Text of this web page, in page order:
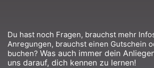
Du hast noch Fragen, brauchst mehr
Anregungen, brauchst einen Gutschein
buchen? Was auch immer dein
uns darauf, dich kennen zu lernen!